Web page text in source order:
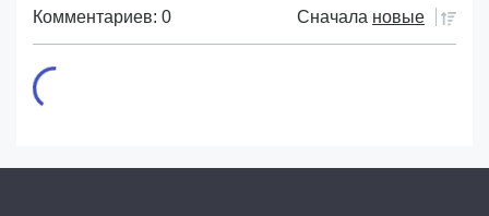
Комментариев: 0 Сначала новые